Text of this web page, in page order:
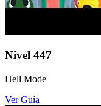
Nivel 447
Hell Mode
Ver Guía